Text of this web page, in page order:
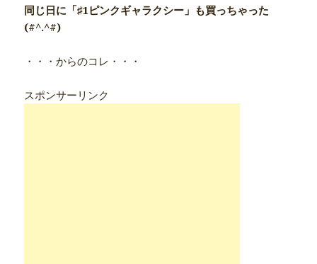
同じ日に「♯1ピンクギャラクシー」も買っちゃった
(#^.^#)
・・・からのコレ・・・
スポンサーリンク